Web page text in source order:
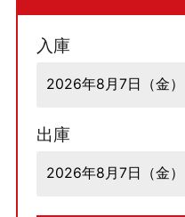
入庫
出庫